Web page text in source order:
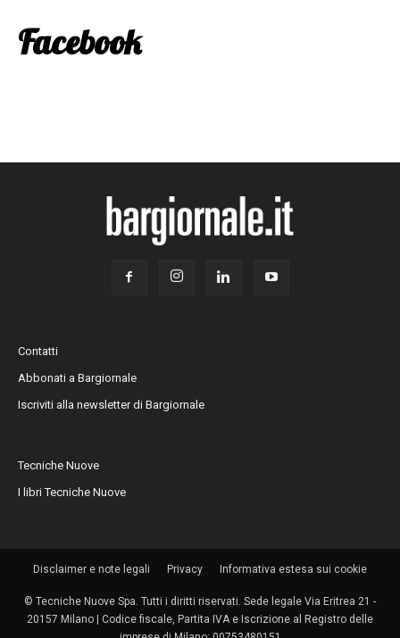
Facebook
Contatti
Abbonati a Bargiornale
Iscriviti alla newsletter di Bargiornale
Tecniche Nuove
I libri Tecniche Nuove
Disclaimer e note legali Privacy Informativa estesa sui cookie
© Tecniche Nuove Spa. Tutti i diritti riservati. Sede legale Via Eritrea 21 -
20157 Milano | Codice fiscale, Partita IVA e Iscrizione al Registro delle